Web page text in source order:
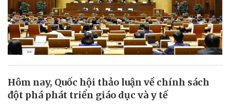
Hôm nay, Quốc hội thảo luận về chính sách
đột phá phát triển giáo dục và y tế